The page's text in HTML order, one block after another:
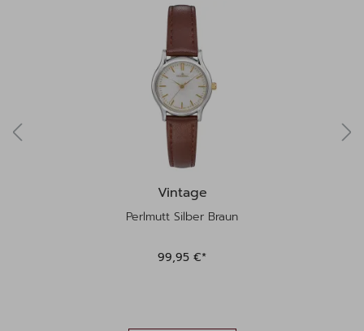
Vintage
Perlmutt Silber Braun
99,95 €*